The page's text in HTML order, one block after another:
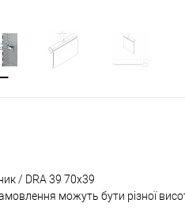
/ DRA 39 70х39
можуть бути різної